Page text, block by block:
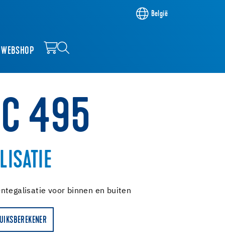
België
WEBSHOP
495
voor binnen en buiten